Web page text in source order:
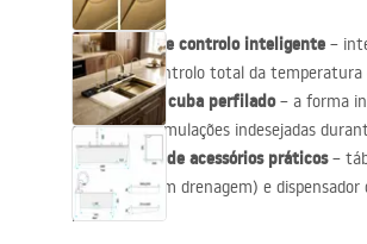
esforço.
Consola de controlo inteligente –
permitem controlo total da temperatura
Fundo da cuba perfilado– a forma
evitando acumulações indesejadas
Conjunto de acessórios práticos–
recipiente com drenagem) e
multinível.